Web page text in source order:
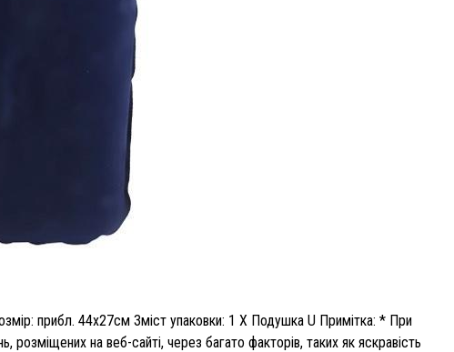
прибл. 44х27см Зміст упаковки: 1 X Подушка U Примітка: * При
на веб-сайті, через багато факторів, таких як яскравість